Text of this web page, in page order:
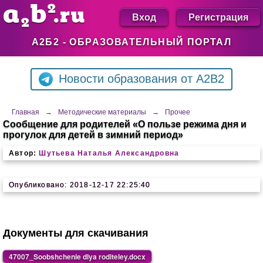
А2Б2 - ОБРАЗОВАТЕЛЬНЫЙ ПОРТАЛ
Вход Регистрация
Новости образования от A2B2
Главная → Методические материалы → Прочее
Сообщение для родителей «О пользе режима дня и
прогулок для детей в зимний период»
Автор: Шутьева Наталья Александровна
Опубликовано: 2018-12-17 22:25:40
Документы для скачивания
47007_Soobshchenie dlya roditeley.docx